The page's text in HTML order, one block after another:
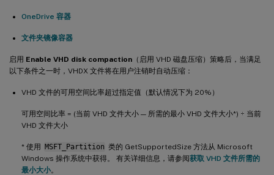
OneDrive 容器
文件夹镜像容器
启用 Enable VHD disk compaction （启用 VHD 磁盘压缩）策略后，当满足
以下条件之一时，VHDX 文件将在用户注销时自动压缩：
VHD 文件的可用空间比率超过指定值（默认情况下为 20%）
可用空间比率 = (当前 VHD 文件大小 — 所需的最小 VHD 文件大小*) ÷ 当前
VHD 文件大小
* 使用 MSFT_Partition 类的 GetSupportedSize 方法从 Microsoft
Windows 操作系统中获得。 有关详细信息，请参阅获取 VHD 文件所需的
最小大小。